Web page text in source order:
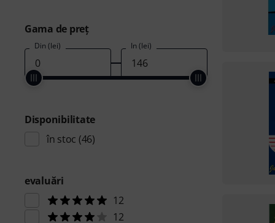
Gama de preţ
Din (lei) În (lei)
Disponibilitate
în stoc (46)
evaluări
12
12